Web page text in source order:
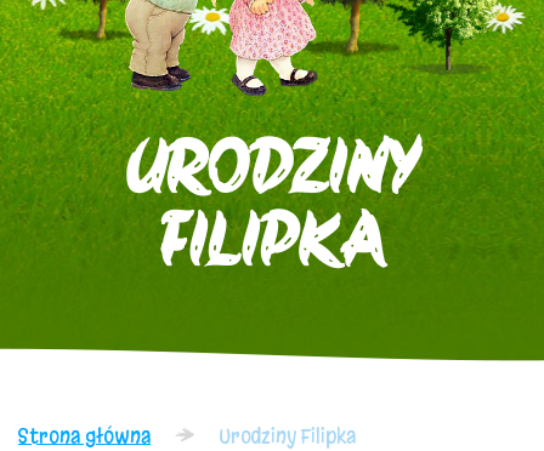
URODZINY
FILIPKA
Strona główna Urodziny Filipka